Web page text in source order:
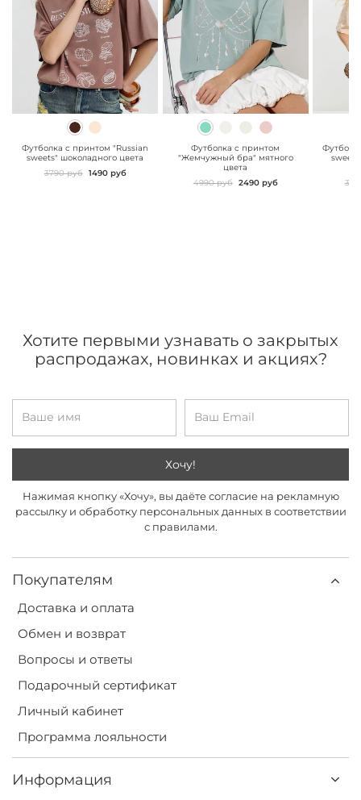
" class="js-prevent-
Футболка с принтом "Russian
sweets" шоколадного цвета
3790 руб 1490 руб
" class="js-prevent-
images">
Футболка с принтом
"Жемчужный бра" мятного
цвета
4990 руб 2490 руб
Покупателям
Доставка и оплата
Обмен и возврат
Вопросы и ответы
Подарочный сертификат
Личный кабинет
Программа лояльности
Информация
Хотите первыми узнавать о закрытых
распродажах, новинках и акциях?
Хочу!
Нажимая кнопку «Хочу», вы даёте согласие на рекламную
рассылку и обработку персональных данных в соответствии
с правилами.